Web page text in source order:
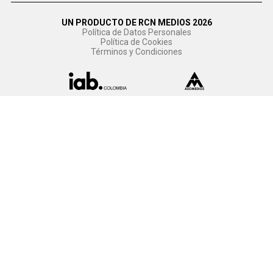
UN PRODUCTO DE RCN MEDIOS 2026
Política de Datos Personales
Política de Cookies
Términos y Condiciones